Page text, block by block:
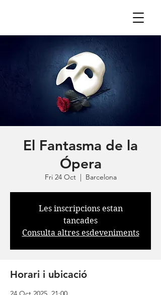
El Fantasma de la
Ópera
Fri 24 Oct
  |
Barcelona
Les inscripcions estan
tancades
Consulta altres esdeveniments
Horari i ubicació